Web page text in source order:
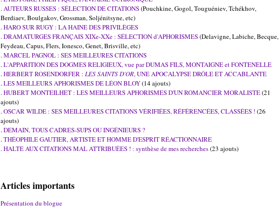
.AUTEURS RUSSES : SÉLECTION DE CITATIONS(Pouchkine, Gogol, Touguéniev, Tchékhov,
Berdiaev, Boulgakov, Grossman, Soljénitsyne, etc)
.HARO SUR RUGY : LA HAINE DES PRIVILÈGES
.DRAMATURGES FRANÇAIS XIXe-XXe : SÉLECTION d'APHORISMES(Delavigne, Labiche, Becque,
Feydeau, Capus, Flers, Ionesco, Genet, Brisville, etc)
.MARCEL PAGNOL : SES MEILLEURES CITATIONS
.L'APPARITION DES DOGMES RELIGIEUX, vue par DUMAS FILS, MONTAIGNE et FONTENELLE
.HERBERT ROSENDORFER : LES SAINTS D'OR, UNE APOCALYPSE DRÔLE ET ACCABLANTE
.LES MEILLEURS APHORISMES DE LÉON BLOY(14 ajouts)
.HUBERT MONTEILHET : LES MEILLEURS APHORISMES D'UN ROMANCIER MORALISTE(21
ajouts)
.OSCAR WILDE : SES MEILLEURES CITATIONS VÉRIFIÉES, RÉFÉRENCÉES, CLASSÉES ! (26
ajouts)
.DEMAIN, TOUS CADRES-SUPS OU INGÉNIEURS ?
.THÉOPHILE GAUTIER, ARTISTE ET HOMME D'ESPRIT RÉACTIONNAIRE
.HALTE AUX CITATIONS MAL ATTRIBUÉES ! : synthèse de mes recherches(23 ajouts)
Articles importants
Présentation du blogue